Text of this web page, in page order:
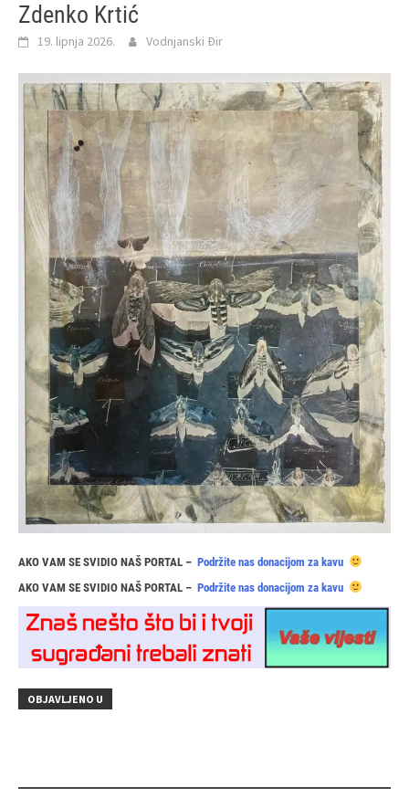
Zdenko Krtić
19. lipnja 2026. Vodnjanski Đir
AKO VAM SE SVIDIO NAŠ PORTAL – Podržite nas donacijom za kavu
AKO VAM SE SVIDIO NAŠ PORTAL – Podržite nas donacijom za kavu
OBJAVLJENO U